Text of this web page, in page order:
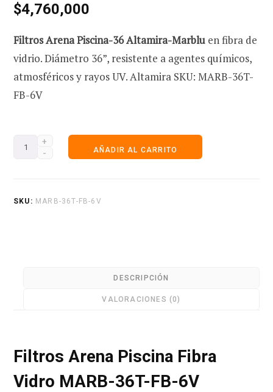
e
$4,760,000
Filtros Arena Piscina-36 Altamira-Marblu en fibra de
vidrio. Diámetro 36”, resistente a agentes químicos,
atmosféricos y rayos UV. Altamira SKU: MARB-36T-
FB-6V
Filtros
Fibra
Revisable
cantidad
AÑADIR AL CARRITO
SKU: MARB-36T-FB-6V
DESCRIPCIÓN
VALORACIONES (0)
Filtros Arena Piscina Fibra
Vidro MARB-36T-FB-6V